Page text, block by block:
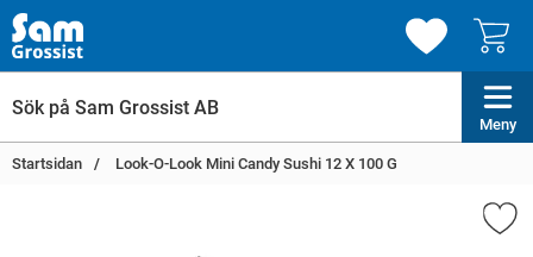
Meny
Startsidan Look-O-Look Mini Candy Sushi 12 X 100 G